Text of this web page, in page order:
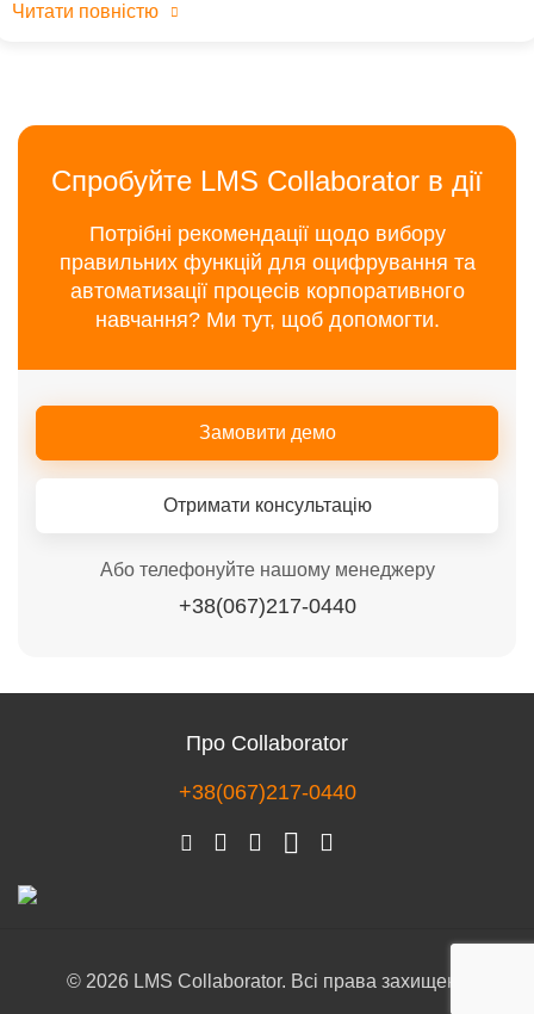
Читати повністю
Спробуйте LMS Collaborator в дії
Потрібні рекомендації щодо вибору
правильних функцій для оцифрування та
автоматизації процесів корпоративного
навчання? Ми тут, щоб допомогти.
Замовити демо
Отримати консультацію
Або телефонуйте нашому менеджеру
+38(067)217-0440
Про Collaborator
+38(067)217-0440
© 2026 LMS Collaborator. Всі права захищені.